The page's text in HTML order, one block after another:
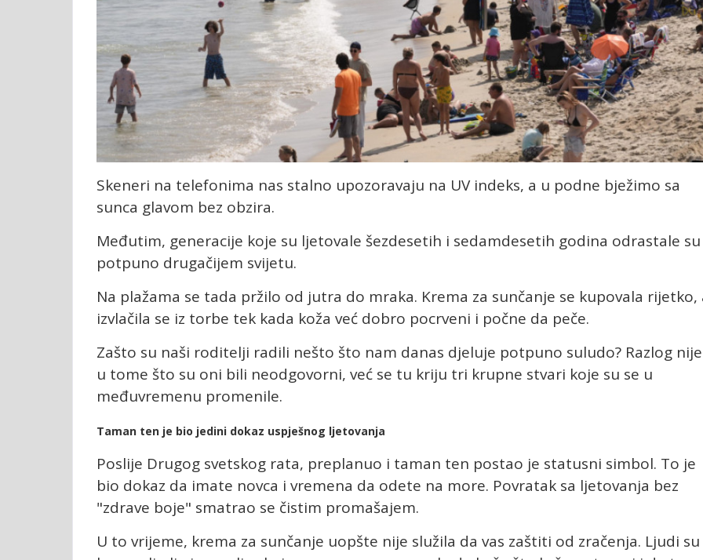
Skeneri na telefonima nas stalno upozoravaju na UV indeks, a u podne bježimo sa
sunca glavom bez obzira.
Međutim, generacije koje su ljetovale šezdesetih i sedamdesetih godina odrastale
potpuno drugačijem svijetu.
Na plažama se tada pržilo od jutra do mraka. Krema za sunčanje se kupovala rijetko,
izvlačila se iz torbe tek kada koža već dobro pocrveni i počne da peče.
Zašto su naši roditelji radili nešto što nam danas djeluje potpuno suludo? Razlog nije
u tome što su oni bili neodgovorni, već se tu kriju tri krupne stvari koje su se u
međuvremenu promenile.
Taman ten je bio jedini dokaz uspješnog ljetovanja
Poslije Drugog svetskog rata, preplanuo i taman ten postao je statusni simbol. To je
bio dokaz da imate novca i vremena da odete na more. Povratak sa ljetovanja bez
"zdrave boje" smatrao se čistim promašajem.
U to vrijeme, krema za sunčanje uopšte nije služila da vas zaštiti od zračenja. Ljudi su